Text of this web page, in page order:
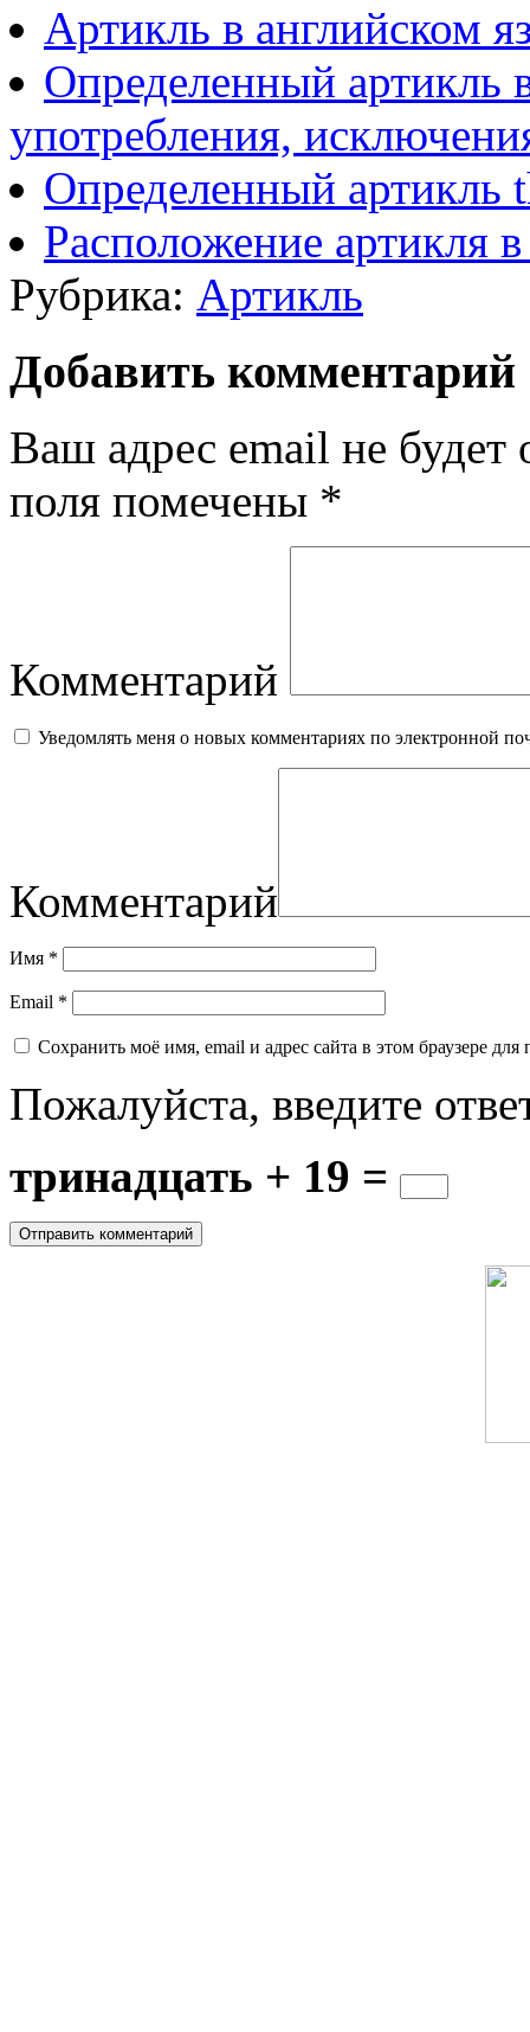
Артикль в английском
Определенный артикль
употребления,
Определенный артикль
Расположение артикля
Рубрика: Артикль
Добавить комментарий
Ваш адрес email не будет
поля помечены *
Комментарий
Уведомлять меня о новых комментариях по электронной
Комментарий
Имя *
Email *
Сохранить моё имя, email и адрес сайта в этом браузере
Пожалуйста, введите
тринадцать + 19 =